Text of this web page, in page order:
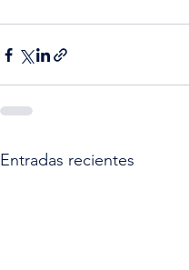
Entradas recientes